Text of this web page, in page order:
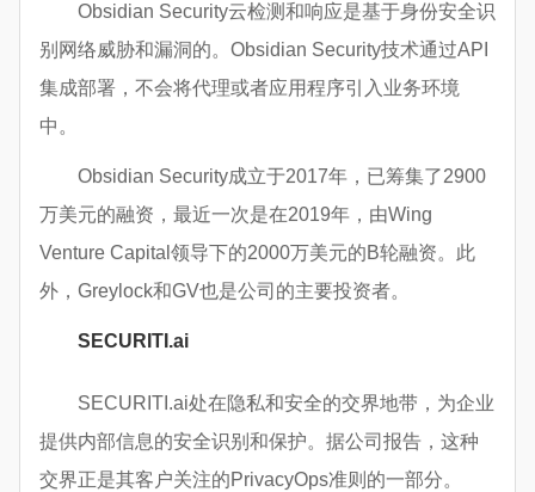
Obsidian Security云检测和响应是基于身份安全识
别网络威胁和漏洞的。Obsidian Security技术通过API
集成部署，不会将代理或者应用程序引入业务环境
中。
Obsidian Security成立于2017年，已筹集了2900
万美元的融资，最近一次是在2019年，由Wing
Venture Capital领导下的2000万美元的B轮融资。此
外，Greylock和GV也是公司的主要投资者。
SECURITI.ai
SECURITI.ai处在隐私和安全的交界地带，为企业
提供内部信息的安全识别和保护。据公司报告，这种
交界正是其客户关注的PrivacyOps准则的一部分。